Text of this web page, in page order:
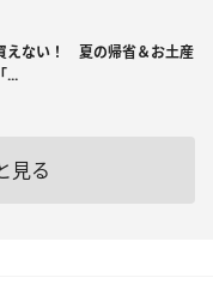
えない！ 夏の帰省＆お土産
...
見る